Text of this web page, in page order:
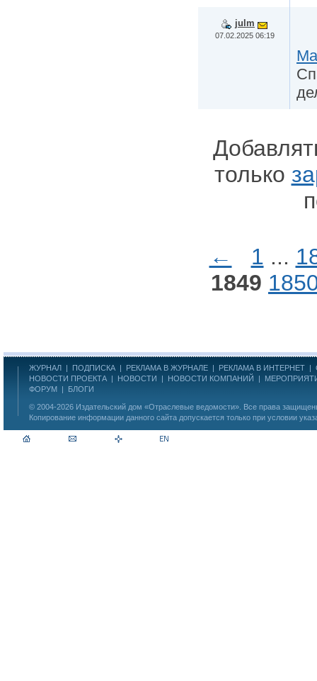
julm
07.02.2025 06:19
только
← 1 ...
1849
ЖУРНАЛ | ПОДПИСКА | РЕКЛАМА В ЖУРНАЛЕ | РЕКЛАМА В ИНТЕРНЕТ |
НОВОСТИ ПРОЕКТА | НОВОСТИ | НОВОСТИ КОМПАНИЙ |
ФОРУМ | БЛОГИ
© 2004-2026 Издательский дом «Отраслевые ведомости» . Все права
Копирование информации данного сайта допускается только при условии